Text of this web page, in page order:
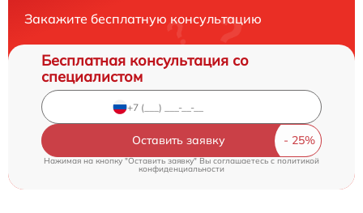
Закажите бесплатную консультацию
Бесплатная консультация со
специалистом
Оставить заявку
Нажимая на кнопку "Оставить заявку" Вы соглашаетесь c политикой
конфиденциальности